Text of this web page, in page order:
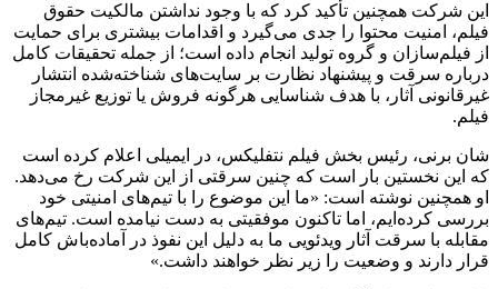
این شرکت همچنین تأکید کرد که با وجود نداشتن مالکیت حقوق
فیلم، امنیت محتوا را جدی می‌گیرد و اقدامات بیشتری برای حمایت
از فیلم‌سازان و گروه تولید انجام داده است؛ از جمله تحقیقات کامل
درباره سرقت و پیشنهاد نظارت بر سایت‌های شناخته‌شده انتشار
غیرقانونی آثار، با هدف شناسایی هرگونه فروش یا توزیع غیرمجاز
فیلم.
شان برنی، رئیس بخش فیلم نتفلیکس، در ایمیلی اعلام کرده است
که این نخستین بار است که چنین سرقتی از این شرکت رخ می‌دهد.
او همچنین نوشته است: «ما این موضوع را با تیم‌های امنیتی خود
بررسی کرده‌ایم، اما تاکنون موفقیتی به دست نیامده است. تیم‌های
مقابله با سرقت آثار ویدئویی ما به دلیل این نفوذ در آماده‌باش کامل
قرار دارند و وضعیت را زیر نظر خواهند داشت.»